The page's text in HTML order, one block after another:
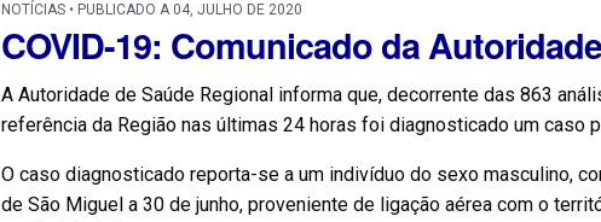
NOTÍCIAS • PUBLICADO A 04, JULHO DE 2020
COVID-19: Comunicado da
A Autoridade de Saúde Regional informa que, decorrente das 863
referência da Região nas últimas 24 horas foi diagnosticado um caso
O caso diagnosticado reporta-se a um indivíduo do sexo masculino,
de São Miguel a 30 de junho, proveniente de ligação aérea com o